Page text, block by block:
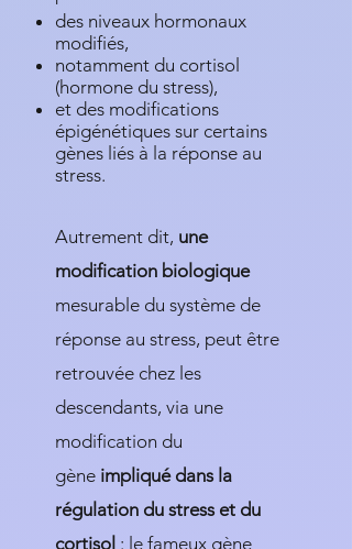
des niveaux hormonaux
modifiés,
notamment du cortisol
(hormone du stress),
et des modifications
épigénétiques sur certains
gènes liés à la réponse au
stress.
Autrement dit, une
modification biologique
mesurable du système de
réponse au stress, peut être
retrouvée chez les
descendants, via une
modification du
gène impliqué dans la
régulation du stress et du
cortisol : le fameux gène